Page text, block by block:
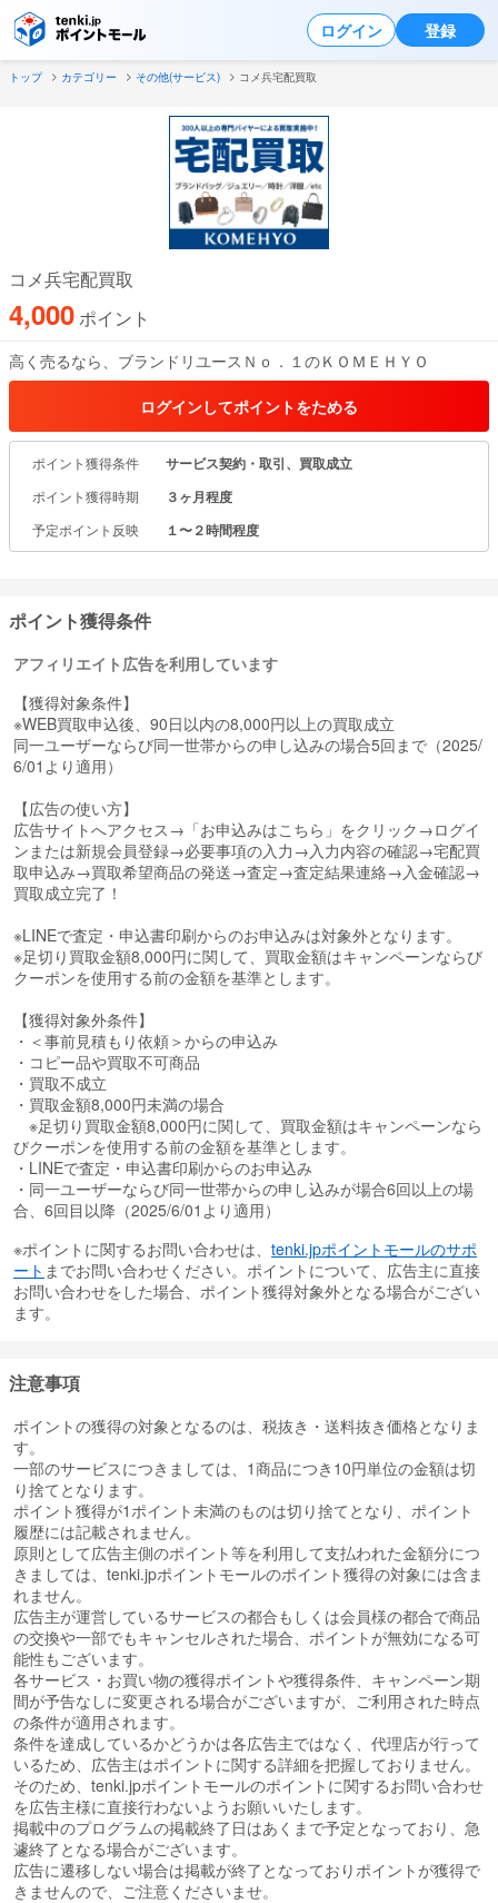
ログイン 登録
トップ カテゴリー その他(サービス) コメ兵宅配買取
コメ兵宅配買取
4,000ポイント
高く売るなら、ブランドリユースＮｏ．１のＫＯＭＥＨＹＯ
もっと見る
ログインしてポイントをためる
ポイント獲得条件 サービス契約・取引、買取成立
ポイント獲得時期 ３ヶ月程度
予定ポイント反映 １〜２時間程度
ポイント獲得条件
アフィリエイト広告を利用しています
【獲得対象条件】
※WEB買取申込後、90日以内の8,000円以上の買取成立
同一ユーザーならび同一世帯からの申し込みの場合5回まで（2025/
6/01より適用）
【広告の使い方】
広告サイトへアクセス→「お申込みはこちら」をクリック→ログイ
ンまたは新規会員登録→必要事項の入力→入力内容の確認→宅配買
取申込み→買取希望商品の発送→査定→査定結果連絡→入金確認→
買取成立完了！
※LINEで査定・申込書印刷からのお申込みは対象外となります。
※足切り買取金額8,000円に関して、買取金額はキャンペーンならび
クーポンを使用する前の金額を基準とします。
【獲得対象外条件】
・＜事前見積もり依頼＞からの申込み
・コピー品や買取不可商品
・買取不成立
・買取金額8,000円未満の場合
※足切り買取金額8,000円に関して、買取金額はキャンペーンなら
びクーポンを使用する前の金額を基準とします。
・LINEで査定・申込書印刷からのお申込み
・同一ユーザーならび同一世帯からの申し込みが場合6回以上の場
合、6回目以降（2025/6/01より適用）
※ポイントに関するお問い合わせは、 tenki.jpポイントモールのサポ
ート までお問い合わせください。ポイントについて、広告主に直接
お問い合わせをした場合、ポイント獲得対象外となる場合がござい
ます。
注意事項
ポイントの獲得の対象となるのは、税抜き・送料抜き価格となりま
す。
一部のサービスにつきましては、1商品につき10円単位の金額は切
り捨てとなります。
ポイント獲得が1ポイント未満のものは切り捨てとなり、ポイント
履歴には記載されません。
原則として広告主側のポイント等を利用して支払われた金額分につ
きましては、tenki.jpポイントモールのポイント獲得の対象には含ま
れません。
広告主が運営しているサービスの都合もしくは会員様の都合で商品
の交換や一部でもキャンセルされた場合、ポイントが無効になる可
能性もございます。
各サービス・お買い物の獲得ポイントや獲得条件、キャンペーン期
間が予告なしに変更される場合がございますが、ご利用された時点
の条件が適用されます。
条件を達成しているかどうかは各広告主ではなく、代理店が行って
いるため、広告主はポイントに関する詳細を把握しておりません。
そのため、tenki.jpポイントモールのポイントに関するお問い合わせ
を広告主様に直接行わないようお願いいたします。
掲載中のプログラムの掲載終了日はあくまで予定となっており、急
遽終了となる場合がございます。
広告に遷移しない場合は掲載が終了となっておりポイントが獲得で
きませんので、ご注意くださいませ。